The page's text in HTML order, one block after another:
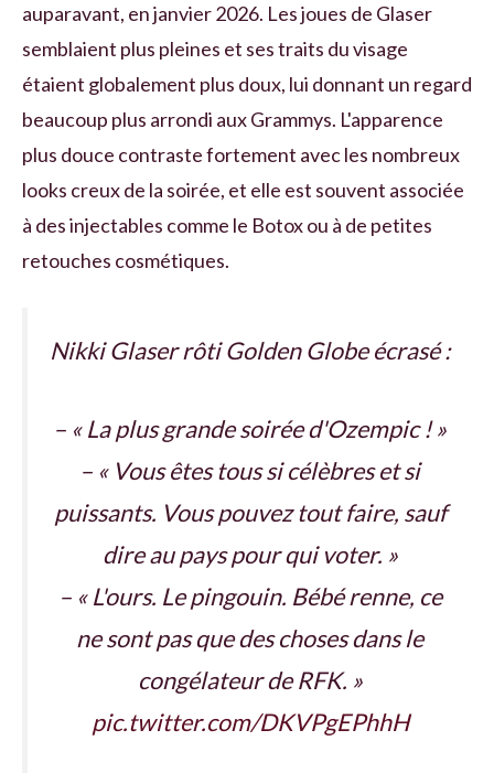
auparavant, en janvier 2026. Les joues de Glaser
semblaient plus pleines et ses traits du visage
étaient globalement plus doux, lui donnant un regard
beaucoup plus arrondi aux Grammys. L'apparence
plus douce contraste fortement avec les nombreux
looks creux de la soirée, et elle est souvent associée
à des injectables comme le Botox ou à de petites
retouches cosmétiques.
Nikki Glaser rôti Golden Globe écrasé :
– « La plus grande soirée d'Ozempic ! »
– « Vous êtes tous si célèbres et si
puissants. Vous pouvez tout faire, sauf
dire au pays pour qui voter. »
– « L'ours. Le pingouin. Bébé renne, ce
ne sont pas que des choses dans le
congélateur de RFK. »
pic.twitter.com/DKVPgEPhhH